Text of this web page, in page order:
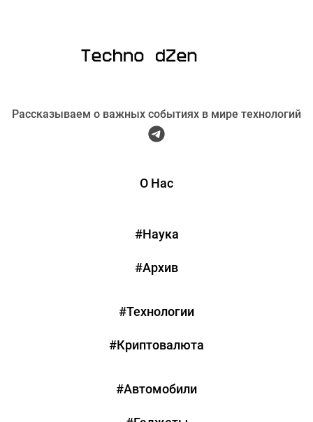
Рассказываем о важных событиях в мире технологий
О Нас
#Наука
#Архив
#Технологии
#Криптовалюта
#Автомобили